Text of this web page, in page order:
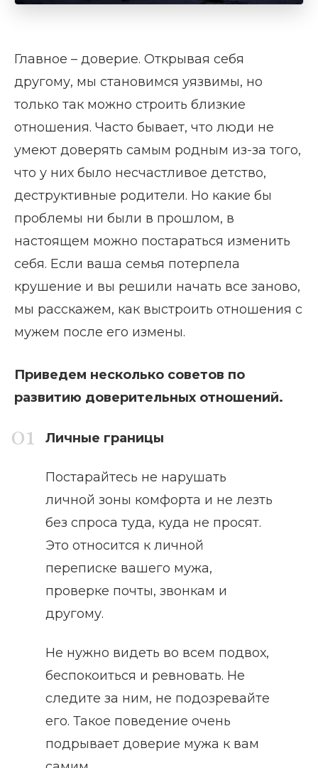
Главное – доверие. Открывая себя
другому, мы становимся уязвимы, но
только так можно строить близкие
отношения. Часто бывает, что люди не
умеют доверять самым родным из-за того,
что у них было несчастливое детство,
деструктивные родители. Но какие бы
проблемы ни были в прошлом, в
настоящем можно постараться изменить
себя. Если ваша семья потерпела
крушение и вы решили начать все заново,
мы расскажем, как выстроить отношения с
мужем после его измены.
Приведем несколько советов по
развитию доверительных отношений.
Личные границы
Постарайтесь не нарушать
личной зоны комфорта и не лезть
без спроса туда, куда не просят.
Это относится к личной
переписке вашего мужа,
проверке почты, звонкам и
другому.
Не нужно видеть во всем подвох,
беспокоиться и ревновать. Не
следите за ним, не подозревайте
его. Такое поведение очень
подрывает доверие мужа к вам